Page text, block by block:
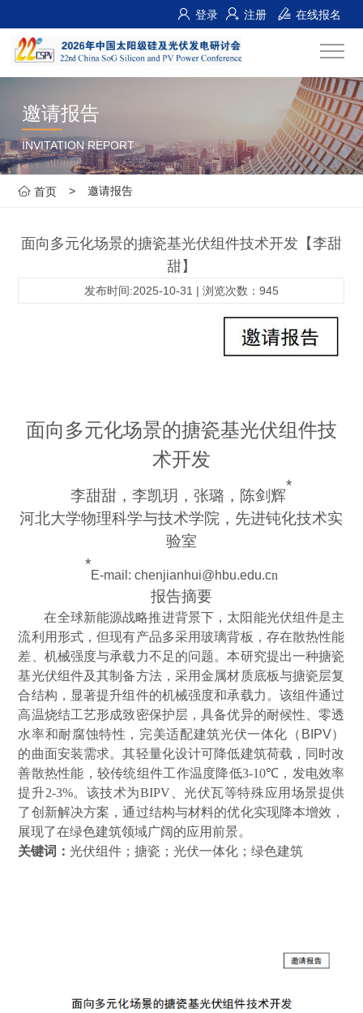
登录 注册 在线报名
邀请报告
INVITATION REPORT
首页 > 邀请报告
面向多元化场景的搪瓷基光伏组件技术开发【李甜
甜】
发布时间:2025-10-31 | 浏览次数：945
面向多元化场景的搪瓷基光伏组件技
术开发
李甜甜，李凯玥，张璐，陈剑辉
*
河北大学物理科学与技术学院，先进钝化技术实
验室
*
E-mail: chenjianhui@hbu.edu.cn
报告摘要
在全球新能源战略推进背景下，太阳能光伏组件是主
流利用形式，但现有产品多采用玻璃背板，存在散热性能
差、机械强度与承载力不足的问题。本研究提出一种搪瓷
基光伏组件及其制备方法，采用金属材质底板与搪瓷层复
合结构，显著提升组件的机械强度和承载力。该组件通过
高温烧结工艺形成致密保护层，具备优异的耐候性、零透
水率和耐腐蚀特性，完美适配建筑光伏一体化（ BIPV）
的曲面安装需求。其轻量化设计可降低建筑荷载，同时改
善散热性能，较传统组件工作温度降低3-10℃ ，发电效率
提升2-3%。该技术为BIPV 、光伏瓦等特殊应用场景提供
了创新解决方案，通过结构与材料的优化实现降本增效，
展现了在绿色建筑领域广阔的应用前景。
关键词：光伏组件；搪瓷；光伏一体化；绿色建筑